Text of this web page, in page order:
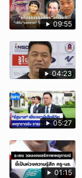
09:55
04:23
05:27
01:15